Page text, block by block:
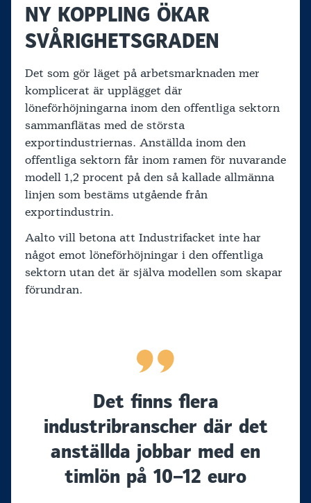
NY KOPPLING ÖKAR
SVÅRIGHETSGRADEN
Det som gör läget på arbetsmarknaden mer
komplicerat är upplägget där
löneförhöjningarna inom den offentliga sektorn
sammanflätas med de största
exportindustriernas. Anställda inom den
offentliga sektorn får inom ramen för nuvarande
modell 1,2 procent på den så kallade allmänna
linjen som bestäms utgående från
exportindustrin.
Aalto vill betona att Industrifacket inte har
något emot löneförhöjningar i den offentliga
sektorn utan det är själva modellen som skapar
förundran.
Det finns flera
industribranscher där det
anställda jobbar med en
timlön på 10–12 euro